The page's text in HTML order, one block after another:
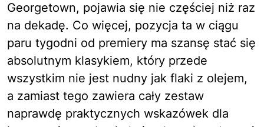
Georgetown, pojawia się nie częściej niż raz
na dekadę. Co więcej, pozycja ta w ciągu
paru tygodni od premiery ma szansę stać się
absolutnym klasykiem, który przede
wszystkim nie jest nudny jak flaki z olejem,
a zamiast tego zawiera cały zestaw
naprawdę praktycznych wskazówek dla